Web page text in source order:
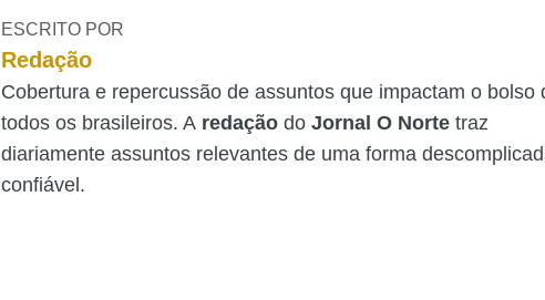
ESCRITO POR
Redação
Cobertura e repercussão de assuntos que impactam o bolso
todos os brasileiros. A redaçãodoJornal O Nortetraz
diariamente assuntos relevantes de uma forma
confiável.